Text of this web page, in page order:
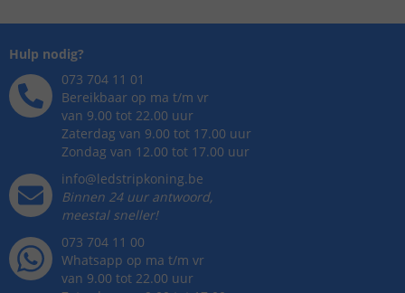
Hulp nodig?
073 704 11 01
Bereikbaar op ma t/m vr
van 9.00 tot 22.00 uur
Zaterdag van 9.00 tot 17.00 uur
Zondag van 12.00 tot 17.00 uur
info@ledstripkoning.be
Binnen 24 uur antwoord,
meestal sneller!
073 704 11 00
Whatsapp op ma t/m vr
van 9.00 tot 22.00 uur